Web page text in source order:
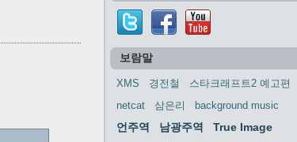
보람말
XMS 경전철
스타크래프트2 예고편
netcat
삼은리 background music
언주역 남광주역 True Image